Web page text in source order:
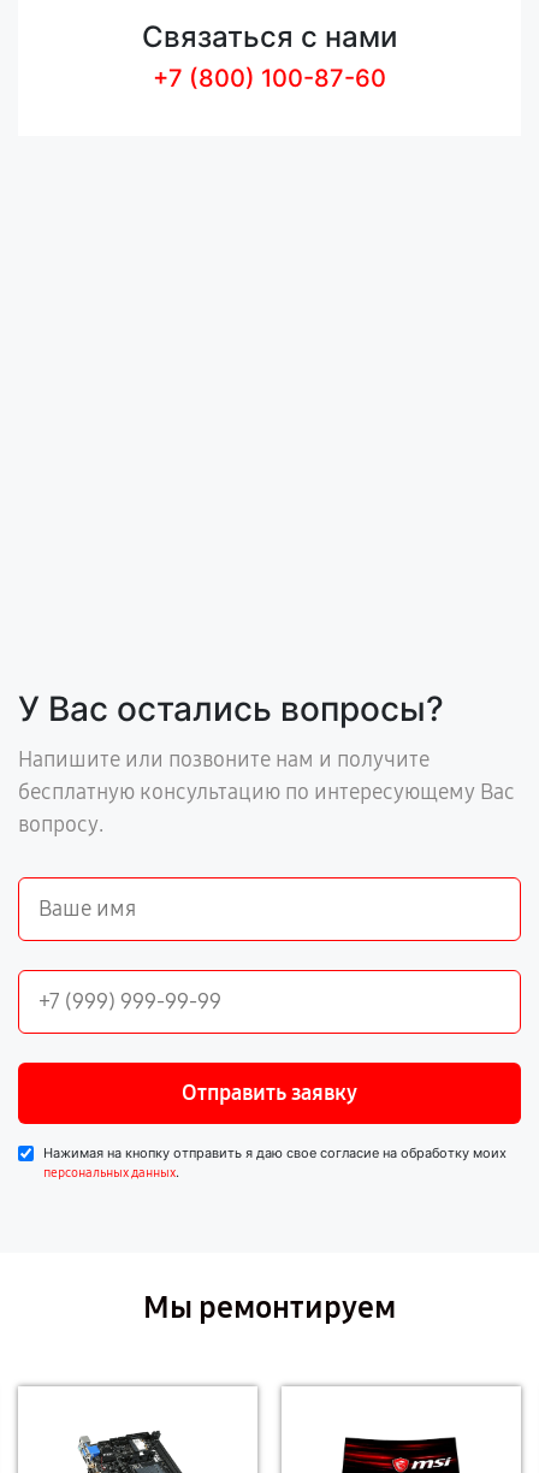
Связаться с нами
+7 (800) 100-87-60
У Вас остались вопросы?
Напишите или позвоните нам и получите
бесплатную консультацию по интересующему Вас
вопросу.
Отправить заявку
Нажимая на кнопку отправить я даю свое согласие на обработку моих
персональных данных.
Мы ремонтируем